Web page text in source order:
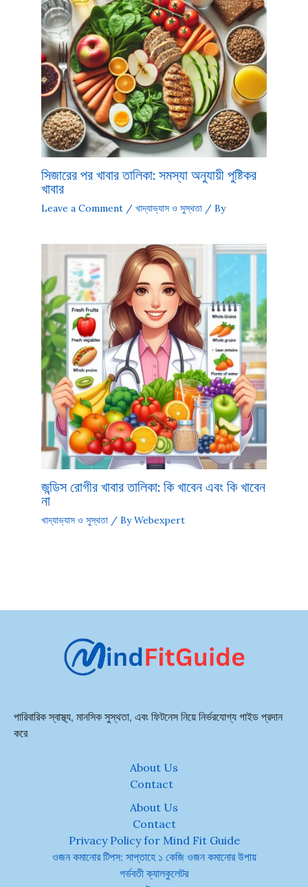
সিজারের পর খাবার তালিকা: সমস্যা অনুযায়ী পুষ্টিকর
খাবার
Leave a Comment / খাদ্যাভ্যাস ও সুস্থতা / By
জন্ডিস রোগীর খাবার তালিকা: কি খাবেন এবং কি খাবেন
না
খাদ্যাভ্যাস ও সুস্থতা / ByWebexpert
পারিবারিক স্বাস্থ্য, মানসিক সুস্থতা, এবং ফিটনেস নিয়ে নির্ভরযোগ্য গাইড প্রদান
করে
About Us
Contact
About Us
Contact
Privacy Policy for Mind Fit Guide
ওজন কমানোর টিপস: সাপ্তাহে ১ কেজি ওজন কমানোর উপায়
গর্ভবতী ক্যালকুলেটর